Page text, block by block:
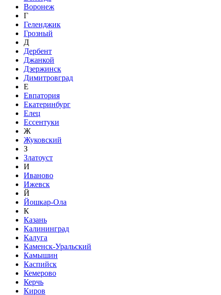
Воронеж
Г
Геленджик
Грозный
Д
Дербент
Джанкой
Дзержинск
Димитровград
Е
Евпатория
Екатеринбург
Елец
Ессентуки
Ж
Жуковский
З
Златоуст
И
Иваново
Ижевск
Й
Йошкар-Ола
К
Казань
Калининград
Калуга
Каменск-Уральский
Камышин
Каспийск
Кемерово
Керчь
Киров